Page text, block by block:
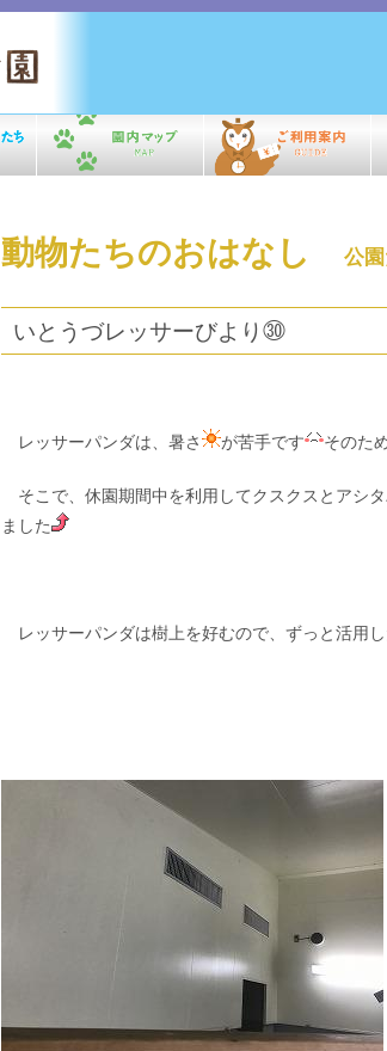
動物たちのおはなし 公
いとうづレッサーびより㉚
レッサーパンダは、暑さ が苦手です そのた
そこで、休園期間中を利用してクスクスとアシ
ました
レッサーパンダは樹上を好むので、ずっと活用